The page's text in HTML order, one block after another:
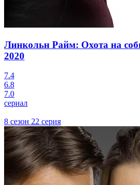
Линкольн Райм: Охота на
2020
7.4
6.8
7.0
сериал
8 сезон 22 серия